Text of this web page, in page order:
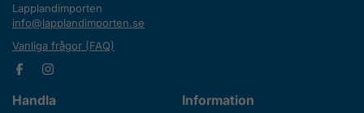
Lapplandimporten
info@lapplandimporten.se
Vanliga frågor (FAQ)
Handla Information